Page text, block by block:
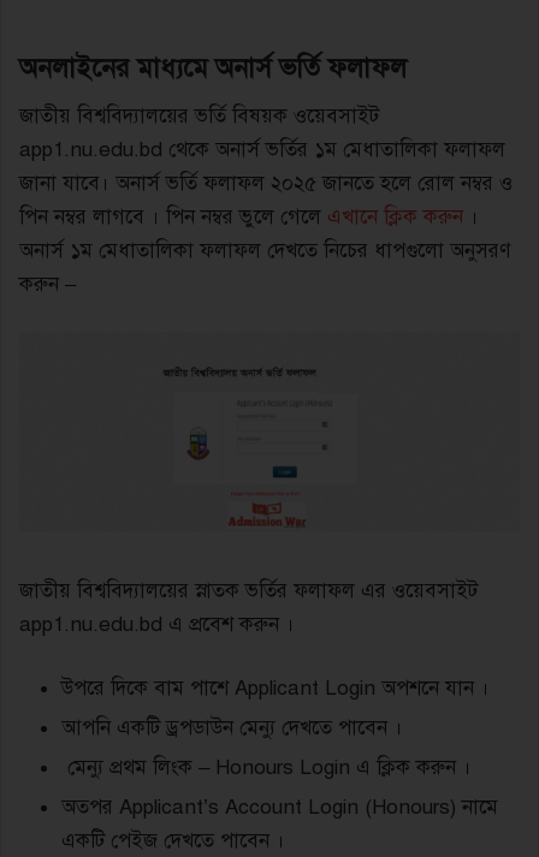
অনলাইনের মাধ্যমে অনার্স ভর্তি ফলাফল
জাতীয় বিশ্ববিদ্যালয়ের ভর্তি বিষয়ক ওয়েবসাইট
app1.nu.edu.bd থেকে অনার্স ভর্তির ১ম মেধাতালিকা ফলাফল
জানা যাবে। অনার্স ভর্তি ফলাফল ২০২৫ জানতে হলে রোল নম্বর ও
পিন নম্বর লাগবে । পিন নম্বর ভুলে গেলে এখানে ক্লিক করুন ।
অনার্স ১ম মেধাতালিকা ফলাফল দেখতে নিচের ধাপগুলো অনুসরণ
করুন –
জাতীয় বিশ্ববিদ্যালয়ের স্নাতক ভর্তির ফলাফল এর ওয়েবসাইট
app1.nu.edu.bd এ প্রবেশ করুন ।
উপরে দিকে বাম পাশে Applicant Login অপশনে যান ।
আপনি একটি ড্রপডাউন মেন্যু দেখতে পাবেন ।
মেন্যু প্রথম লিংক – Honours Login এ ক্লিক করুন ।
অতপর Applicant’s Account Login (Honours) নামে
একটি পেইজ দেখতে পাবেন ।